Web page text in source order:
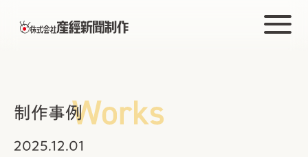
制作事例
2025.12.01